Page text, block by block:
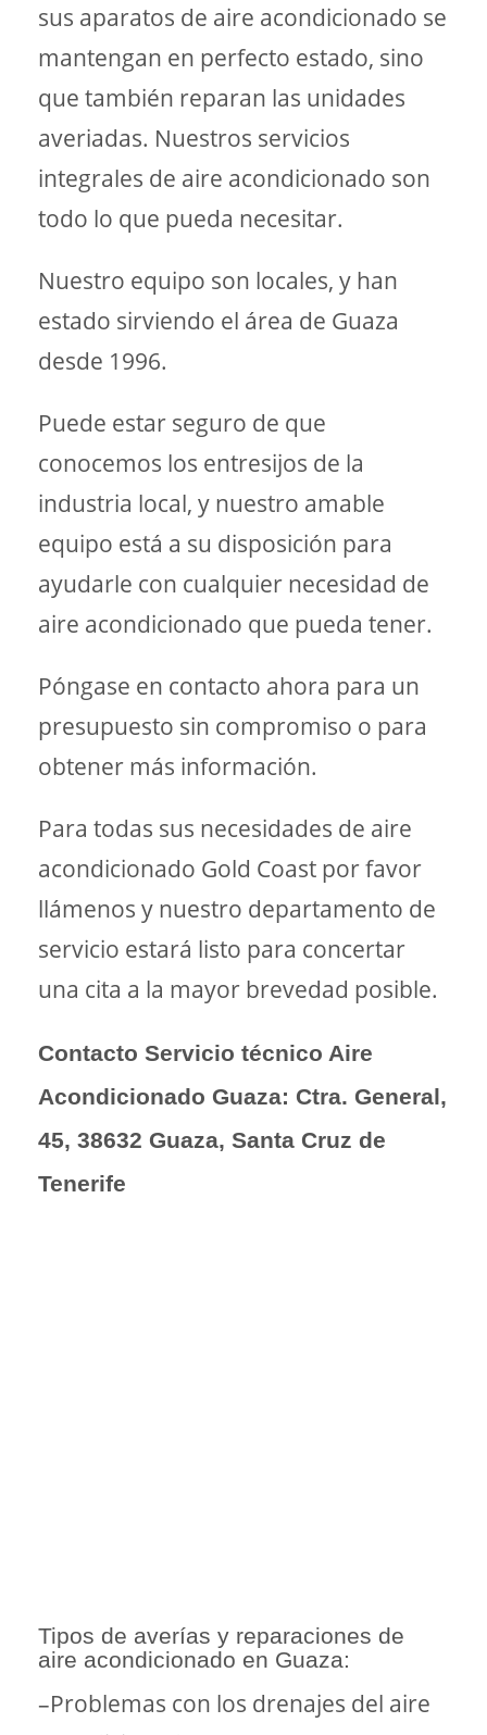
sus aparatos de aire acondicionado se
mantengan en perfecto estado, sino
que también reparan las unidades
averiadas. Nuestros servicios
integrales de aire acondicionado son
todo lo que pueda necesitar.
Nuestro equipo son locales, y han
estado sirviendo el área de Guaza
desde 1996.
Puede estar seguro de que
conocemos los entresijos de la
industria local, y nuestro amable
equipo está a su disposición para
ayudarle con cualquier necesidad de
aire acondicionado que pueda tener.
Póngase en contacto ahora para un
presupuesto sin compromiso o para
obtener más información.
Para todas sus necesidades de aire
acondicionado Gold Coast por favor
llámenos y nuestro departamento de
servicio estará listo para concertar
una cita a la mayor brevedad posible.
Contacto Servicio técnico Aire
Acondicionado Guaza: Ctra. General,
45, 38632 Guaza, Santa Cruz de
Tenerife
Tipos de averías y reparaciones de
aire acondicionado en Guaza:
–Problemas con los drenajes del aire